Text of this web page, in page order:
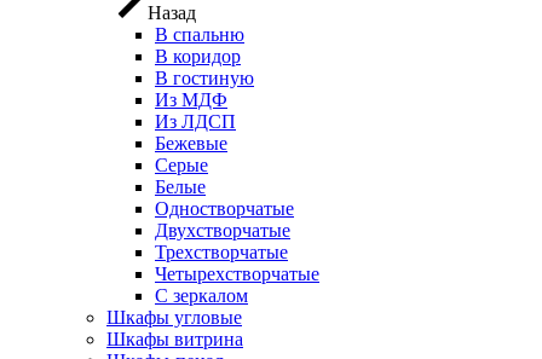
Назад
В спальню
В коридор
В гостиную
Из МДФ
Из ЛДСП
Бежевые
Серые
Белые
Одностворчатые
Двухстворчатые
Трехстворчатые
Четырехстворчатые
С зеркалом
Шкафы угловые
Шкафы витрина